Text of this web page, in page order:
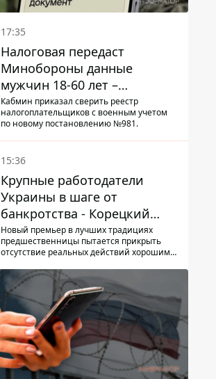
17:35
Налоговая передаст
Минобороны данные
мужчин 18-60 лет –
постановление Кабмина
Кабмин приказал сверить реестр
налогоплательщиков с военным учетом
по новому постановлению №981.
15:36
Крупные работодатели
Украины в шаге от
банкротства - Корецкий
обещает им… новые склады
Новый премьер в лучших традициях
предшественницы пытается прикрыть
отсутствие реальных действий хорошими